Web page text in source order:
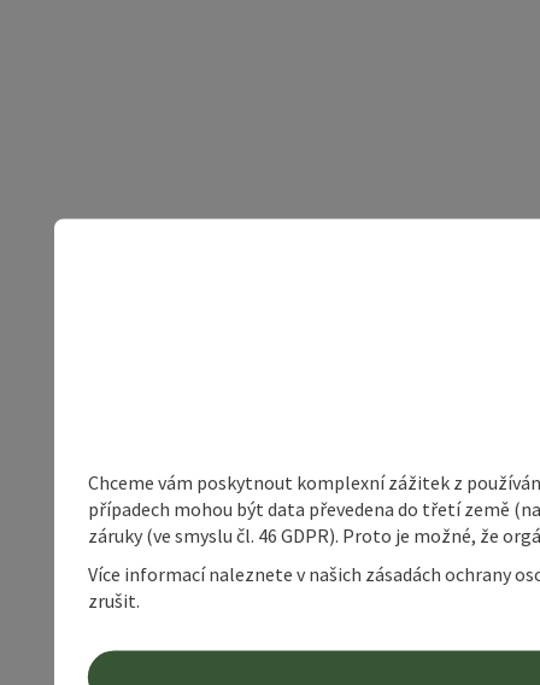
Chceme vám poskytnout komplexní zážitek z
případech mohou být data převedena do třetí země
záruky (ve smyslu čl. 46 GDPR). Proto je možné, že
Více informací naleznete v našich zásadách ochrany
zrušit.